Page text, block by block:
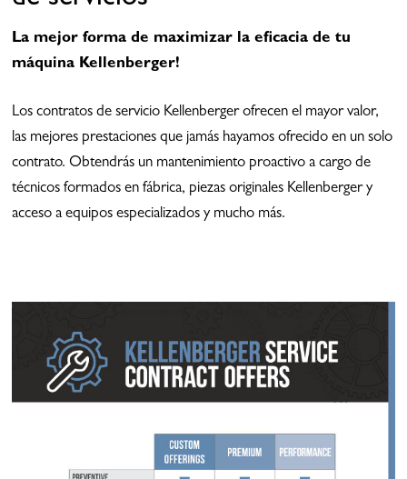
La mejor forma de maximizar la eficacia de tu
máquina Kellenberger!
Los contratos de servicio Kellenberger ofrecen el mayor valor,
las mejores prestaciones que jamás hayamos ofrecido en un solo
contrato. Obtendrás un mantenimiento proactivo a cargo de
técnicos formados en fábrica, piezas originales Kellenberger y
acceso a equipos especializados y mucho más.